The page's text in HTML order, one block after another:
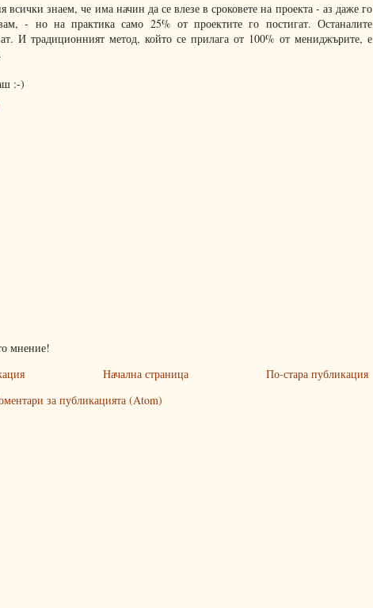
всички знаем, че има начин да се влезе в сроковете на проекта - аз даже го
- но на практика само 25% от проектите го постигат. Останалите
И традиционният метод, който се прилага от 100% от мениджърите, е
:-)
мнение!
По-стара публикация
Начална страница
за публикацията (Atom)